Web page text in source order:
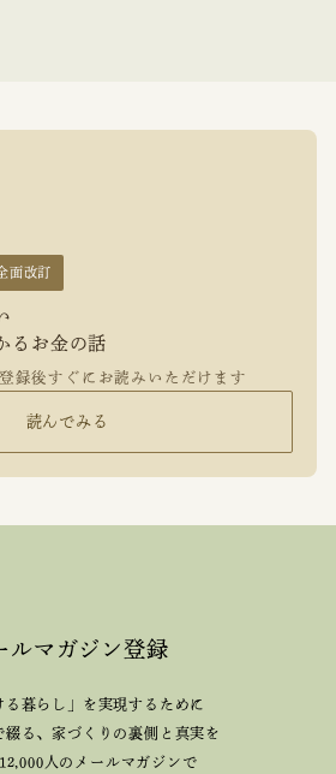
面改訂
るお金の話
録後すぐにお読みいただけます
読んでみる
ルマガジン登録
る暮らし」を実現するために
綴る、家づくりの裏側と真実を
人のメールマガジンで